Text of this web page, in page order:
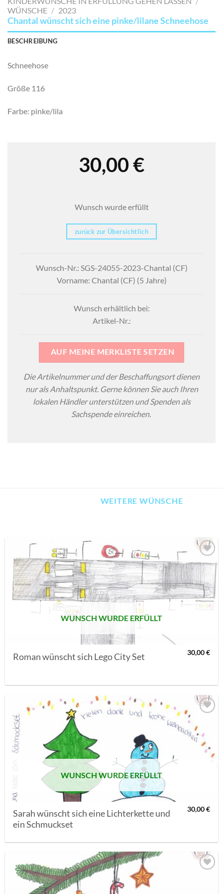
SETZEN
WÜNSCHE / 2023
Chantal wünscht sich eine pinke/lilane Schneehose
BESCHREIBUNG
Schneehose
Größe 116
Farbe: pinke/lila
30,00€
Wunsch wurde erfüllt
zurück zur Übersichtlich
Wunsch-Nr.: SGS-24055-2023-Chantal (CF)
Vorname: Chantal (CF) (5 Jahre)
Wunsch erhältlich bei:
Artikel-Nr.:
AUF MEINE MERKLISTE SETZEN
Die Artikelnummer und der Beschaffungsort dienen
nur als Anhaltspunkt. Gerne können Sie auch Ihren
lokalen Händler unterstützen und Spenden als
Sachspende einreichen.
WEITERE WÜNSCHE
AUF MEINE
MERKLISTE
SETZEN
WUNSCH WURDE ERFÜLLT
Roman wünscht sich Lego City Set 30,00€
AUF MEINE
MERKLISTE
SETZEN
WUNSCH WURDE ERFÜLLT
Sarah wünscht sich eine Lichterkette und
ein Schmuckset
30,00€